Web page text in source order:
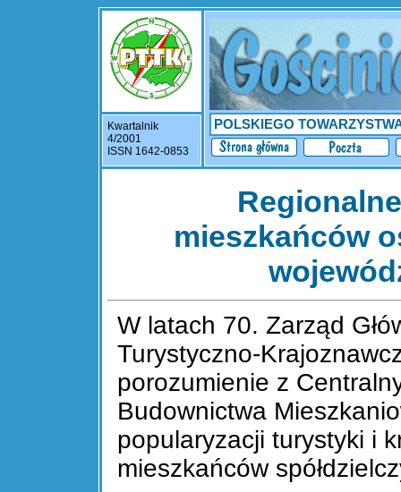
POLSKIEGO
Kwartalnik
4/2001
ISSN 1642-0853
mieszkańców
W latach 70. Zarząd
Turystyczno-
porozumienie z
Budownictwa
popularyzacji turystyki i
mieszkańców